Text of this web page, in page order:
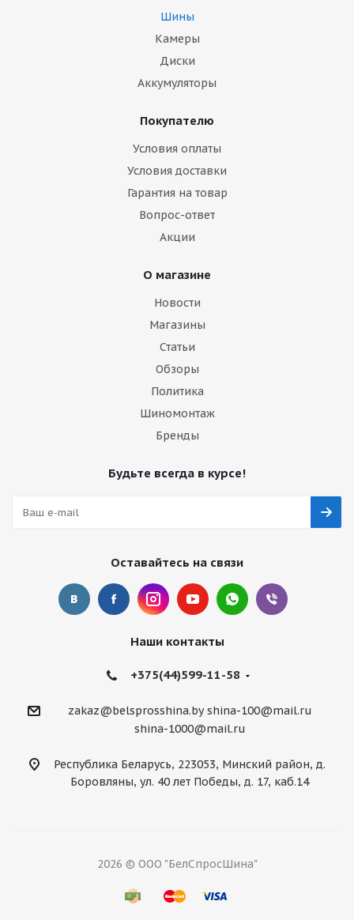
Шины
Камеры
Диски
Аккумуляторы
Покупателю
Условия оплаты
Условия доставки
Гарантия на товар
Вопрос-ответ
Акции
О магазине
Новости
Магазины
Статьи
Обзоры
Политика
Шиномонтаж
Бренды
Будьте всегда в курсе!
Оставайтесь на связи
Наши контакты
+375(44)599-11-58
zakaz@belsprosshina.by shina-100@mail.ru
shina-1000@mail.ru
Республика Беларусь, 223053, Минский район, д.
Боровляны, ул. 40 лет Победы, д. 17, каб.14
2026 © ООО "БелСпросШина"